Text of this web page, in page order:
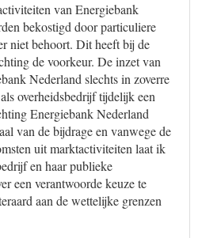
van Energiebank
bekostigd door particuliere
niet behoort. Dit heeft bij de
de voorkeur. De inzet van
Nederland slechts in zoverre
overheidsbedrijf tijdelijk een
Energiebank Nederland
van de bijdrage en vanwege de
uit marktactiviteiten laat ik
en haar publieke
een verantwoorde keuze te
aan de wettelijke grenzen